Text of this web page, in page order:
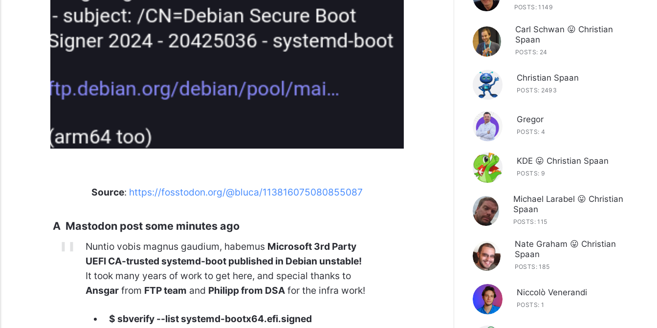
Source: https://fosstodon.org/@bluca/113816075080855087
A Mastodon post some minutes ago
Nuntio vobis magnus gaudium, habemus Microsoft 3rd Party
UEFI CA-trusted systemd-boot published in Debian unstable!
It took many years of work to get here, and special thanks to
Ansgarfrom FTP team and Philipp from DSAfor the infra work!
$ sbverify --list systemd-bootx64.efi.signed
POSTS: 1149
Carl Schwan 😛 Christian
Spaan
POSTS: 24
Christian Spaan
POSTS: 2493
Gregor
POSTS: 4
KDE 😛 Christian Spaan
POSTS: 9
Michael Larabel 😛 Christian
Spaan
POSTS: 115
Nate Graham 😛 Christian
Spaan
POSTS: 185
Niccolò Venerandi
POSTS: 1